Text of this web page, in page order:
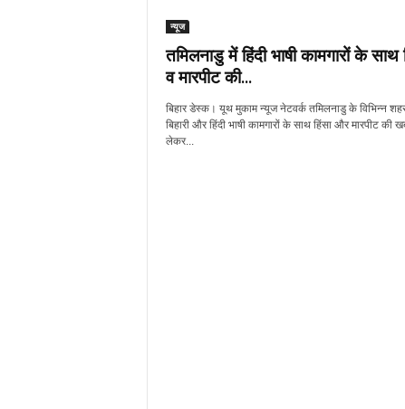
न्यूज
तमिलनाडु में हिंदी भाषी कामगारों के साथ
व मारपीट की...
बिहार डेस्क। यूथ मुकाम न्यूज नेटवर्क तमिलनाडु के विभिन्न
बिहारी और हिंदी भाषी कामगारों के साथ हिंसा और मारपीट की
लेकर...